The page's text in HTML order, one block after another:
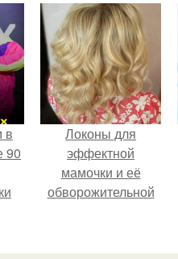
в
90
Локоны для
эффектной
мамочки и её
обворожительной